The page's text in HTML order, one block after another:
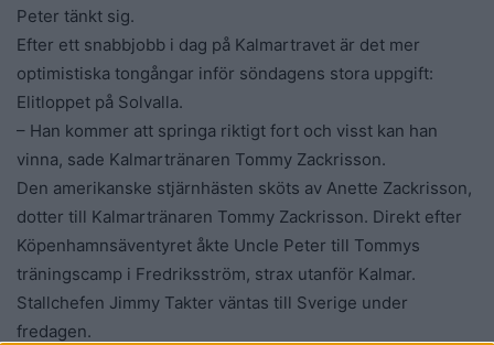
Peter tänkt sig.
Efter ett snabbjobb i dag på Kalmartravet är det mer
optimistiska tongångar inför söndagens stora uppgift:
Elitloppet på Solvalla.
– Han kommer att springa riktigt fort och visst kan han
vinna, sade Kalmartränaren Tommy Zackrisson.
Den amerikanske stjärnhästen sköts av Anette Zackrisson,
dotter till Kalmartränaren Tommy Zackrisson. Direkt efter
Köpenhamnsäventyret åkte Uncle Peter till Tommys
träningscamp i Fredriksström, strax utanför Kalmar.
Stallchefen Jimmy Takter väntas till Sverige under
fredagen.